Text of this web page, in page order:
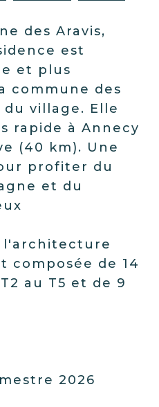
des Aravis,
est
et plus
commune des
village. Elle
rapide à Annecy
(40 km). Une
profiter du
et du
l'architecture
composée de 14
au T5 et de 9
2026